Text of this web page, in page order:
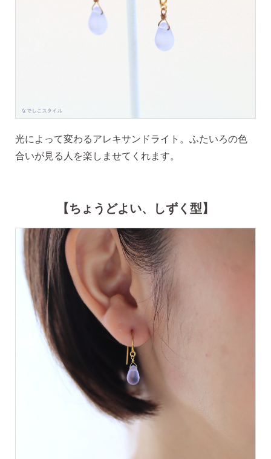
季節ごとにリボンのカラーが変わる「特性ピアスケース」
に「お渡し用バック」と季節に合わせた「メッセージカー
SNS 時々更新中です。
フォローしてみてください。
ピアスの通販ショップ
ようこそ！！なでしこスタイルへ！
光によって変わるアレキサンドライト。ふたいろの色
合いが見る人を楽しませてくれます。
【ちょうどよい、しずく型】